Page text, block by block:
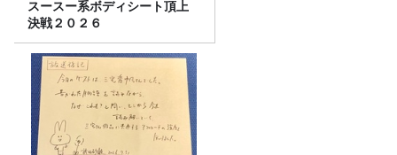
スースー系ボディシート頂上
決戦２０２６